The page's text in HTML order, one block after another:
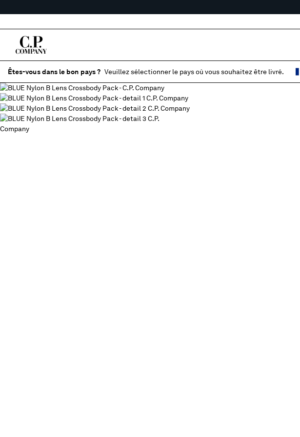
Êtes-vous dans le bon pays ? Veuillez sélectionner le pays où vous souhaitez être livré.